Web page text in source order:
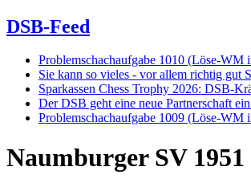
DSB-Feed
Problemschachaufgabe 1010 (Löse-WM
Sie kann so vieles - vor allem richtig gut
Sparkassen Chess Trophy 2026: DSB-
Der DSB geht eine neue Partnerschaft
Problemschachaufgabe 1009 (Löse-WM
Naumburger SV 1951